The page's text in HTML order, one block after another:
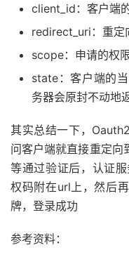
client_id：客户端
redirect_uri：重定
scope：申请的权
state：客户端的
务器会原封不动地
其实总结一下，
问客户端就直接重定向
等通过验证后，认证
权码附在url上，然后
牌，登录成功
参考资料：